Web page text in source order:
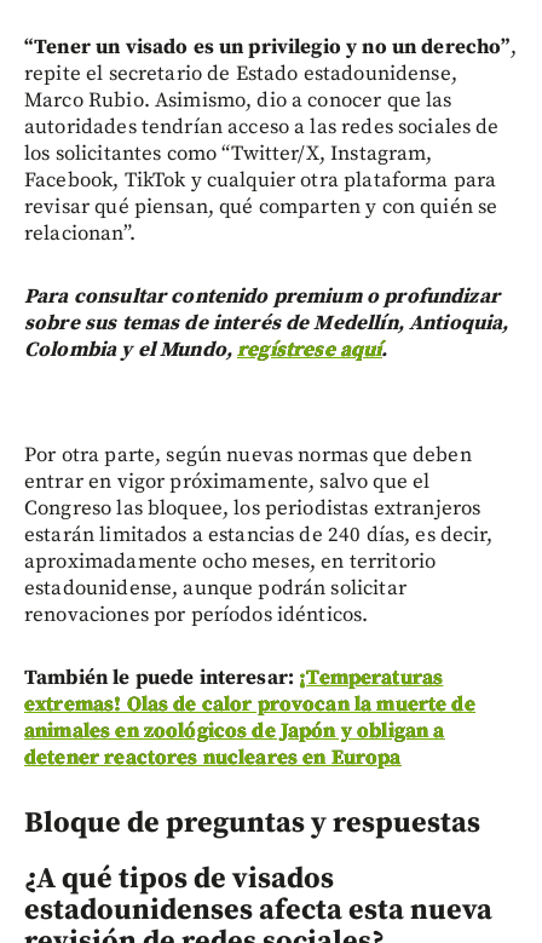
“Tener un visado es un privilegio y no un derecho”,
repite el secretario de Estado estadounidense,
Marco Rubio. Asimismo, dio a conocer que las
autoridades tendrían acceso a las redes sociales de
los solicitantes como “Twitter/X, Instagram,
Facebook, TikTok y cualquier otra plataforma para
revisar qué piensan, qué comparten y con quién se
relacionan”.
Para consultar contenido premium o profundizar
sobre sus temas de interés de Medellín, Antioquia,
Colombia y el Mundo,regístrese aquí.
Por otra parte, según nuevas normas que deben
entrar en vigor próximamente, salvo que el
Congreso las bloquee, los periodistas extranjeros
estarán limitados a estancias de 240 días, es decir,
aproximadamente ocho meses, en territorio
estadounidense, aunque podrán solicitar
renovaciones por períodos idénticos.
También le puede interesar: ¡Temperaturas
extremas! Olas de calor provocan la muerte de
animales en zoológicos de Japón y obligan a
detener reactores nucleares en Europa
Bloque de preguntas y respuestas
¿A qué tipos de visados
estadounidenses afecta esta nueva